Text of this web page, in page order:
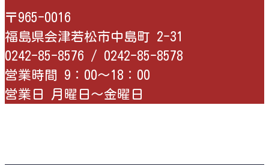
〒965-0016
福島県会津若松市中島町 2-31
0242-85-8576 / 0242-85-8578
営業時間 9：00〜18：00
営業日 月曜日〜金曜日